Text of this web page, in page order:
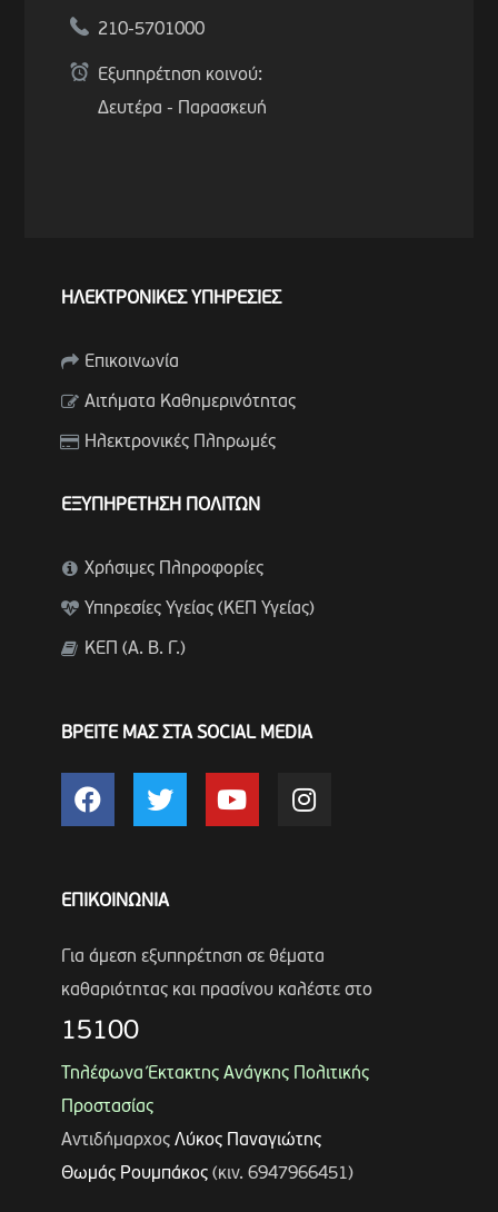
210-5701000
Εξυπηρέτηση κοινού:
Δευτέρα - Παρασκευή
ΗΛΕΚΤΡΟΝΙΚΕΣ ΥΠΗΡΕΣΙΕΣ
Επικοινωνία
Αιτήματα Καθημερινότητας
Ηλεκτρονικές Πληρωμές
ΕΞΥΠΗΡΕΤΗΣΗ ΠΟΛΙΤΩΝ
Χρήσιμες Πληροφορίες
Υπηρεσίες Υγείας (ΚΕΠ Υγείας)
ΚΕΠ (Α. Β. Γ.)
ΒΡΕΙΤΕ ΜΑΣ ΣΤΑ SOCIAL MEDIA
ΕΠΙΚΟΙΝΩΝΙΑ
Για άμεση εξυπηρέτηση σε θέματα
καθαριότητας και πρασίνου καλέστε στο
15100
Τηλέφωνα Έκτακτης Ανάγκης Πολιτικής
Προστασίας
Αντιδήμαρχος Λύκος Παναγιώτης
Θωμάς Ρουμπάκος(κιν. 6947966451)